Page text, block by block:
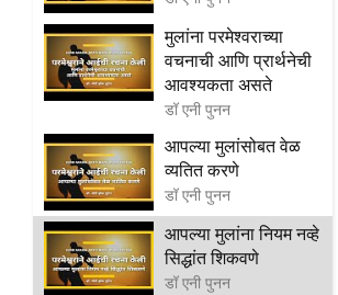
मुलांना परमेश्वराच्या
वचनाची आणि प्रार्थनेची
आवश्यकता असते
डॉ एनी पुनन
आपल्या मुलांसोबत वेळ
व्यतित करणे
डॉ एनी पुनन
आपल्या मुलांना नियम नव्हे
सिद्धांत शिकवणे
डॉ एनी पुनन